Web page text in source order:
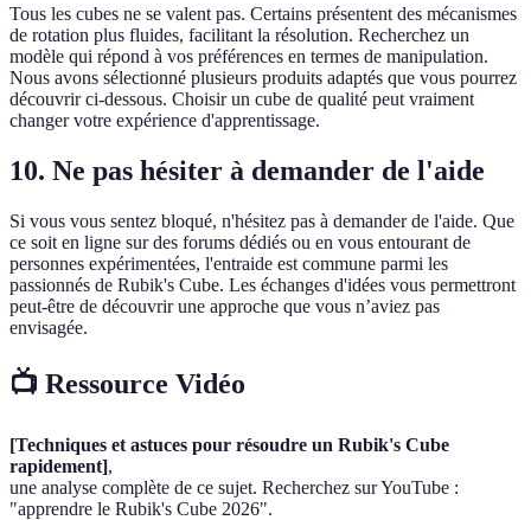
Tous les cubes ne se valent pas. Certains présentent des mécanismes
de rotation plus fluides, facilitant la résolution. Recherchez un
modèle qui répond à vos préférences en termes de manipulation.
Nous avons sélectionné plusieurs produits adaptés que vous pourrez
découvrir ci-dessous. Choisir un cube de qualité peut vraiment
changer votre expérience d'apprentissage.
10. Ne pas hésiter à demander de l'aide
Si vous vous sentez bloqué, n'hésitez pas à demander de l'aide. Que
ce soit en ligne sur des forums dédiés ou en vous entourant de
personnes expérimentées, l'entraide est commune parmi les
passionnés de Rubik's Cube. Les échanges d'idées vous permettront
peut-être de découvrir une approche que vous n’aviez pas
envisagée.
📺 Ressource Vidéo
[Techniques et astuces pour résoudre un Rubik's Cube
rapidement],
une analyse complète de ce sujet. Recherchez sur YouTube :
"apprendre le Rubik's Cube 2026".